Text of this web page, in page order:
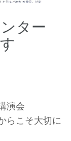
ター
演会
らこそ大切に